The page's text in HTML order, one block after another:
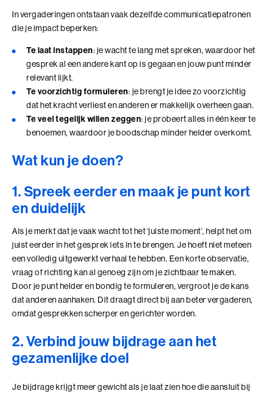
Alle trainingen
Authentiek Profileren (BaakBoost)
Beïnvloeden, Leiden, Positioneren
Bezielend Leiderschap
Communicatie met Impact
De Essentie
De Informele Leider
De Informele Leider (BaakBoost)
De Zelfbewuste Leider
Effectieve Persoonlijke Communicatie (BaakBoost)
High Performance Leadership
verkennen we samen de mogelijkheden die passen bij
jouw vraag of organisatie.
In vergaderingen ontstaan vaak dezelfde communicatiepatronen
die je impact beperken:
Te laat instappen: je wacht te lang met spreken, waardoor het
gesprek al een andere kant op is gegaan en jouw punt minder
relevant lijkt.
Te voorzichtig formuleren: je brengt je idee zo voorzichtig
dat het kracht verliest en anderen er makkelijk overheen gaan.
Te veel tegelijk willen zeggen: je probeert alles in één keer te
benoemen, waardoor je boodschap minder helder overkomt.
Wat kun je doen?
1. Spreek eerder en maak je punt kort
en duidelijk
Als je merkt dat je vaak wacht tot het ‘juiste moment’, helpt het om
juist eerder in het gesprek iets in te brengen. Je hoeft niet meteen
een volledig uitgewerkt verhaal te hebben. Een korte observatie,
vraag of richting kan al genoeg zijn om je zichtbaar te maken.
Door je punt helder en bondig te formuleren, vergroot je de kans
dat anderen aanhaken. Dit draagt direct bij aan beter vergaderen,
omdat gesprekken scherper en gerichter worden.
2. Verbind jouw bijdrage aan het
gezamenlijke doel
Je bijdrage krijgt meer gewicht als je laat zien hoe die aansluit bij